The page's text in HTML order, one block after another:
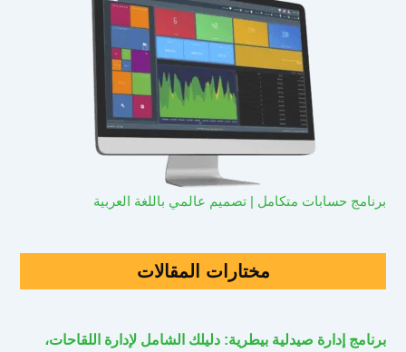
برنامج حسابات متكامل | تصميم عالمي باللغة العربية
مختارات المقالات
برنامج إدارة صيدلية بيطرية: دليلك الشامل لإدارة اللقاحات،